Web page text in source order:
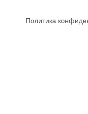
Политика